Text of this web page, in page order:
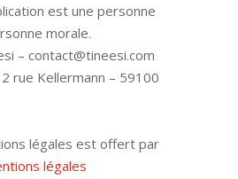
est une personne
morale.
– contact@tineesi.com
rue Kellermann – 59100
légales est offert par
légales